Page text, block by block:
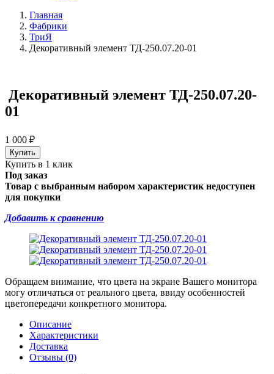
Главная
Фабрики
ТриЯ
Декоративный элемент ТД-250.07.20-01
Декоративный элемент ТД-250.07.20-
01
1 000 ₽
Купить в 1 клик
Под заказ
Товар с выбранным набором характеристик недоступен
для покупки
Добавить к сравнению
Обращаем внимание, что цвета на экране Вашего монитора
могу отличаться от реального цвета, ввиду особенностей
цветопередачи конкретного монитора.
Описание
Характеристики
Доставка
Отзывы (0)